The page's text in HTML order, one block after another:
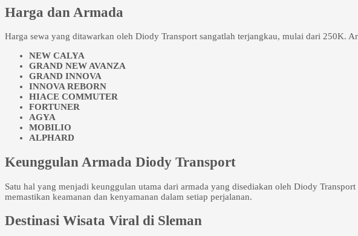
Harga dan Armada
Harga sewa yang ditawarkan oleh Diody Transport sangatlah terjangkau, mulai dari 250K.
NEW CALYA
GRAND NEW AVANZA
GRAND INNOVA
INNOVA REBORN
HIACE COMMUTER
FORTUNER
AGYA
MOBILIO
ALPHARD
Keunggulan Armada Diody Transport
Satu hal yang menjadi keunggulan utama dari armada yang disediakan oleh Diody
memastikan keamanan dan kenyamanan dalam setiap perjalanan.
Destinasi Wisata Viral di Sleman